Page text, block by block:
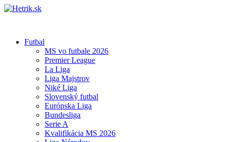
Futbal
MS vo futbale 2026
Premier League
La Liga
Liga Majstrov
Niké Liga
Slovenský futbal
Európska Liga
Bundesliga
Serie A
Kvalifikácia MS 2026